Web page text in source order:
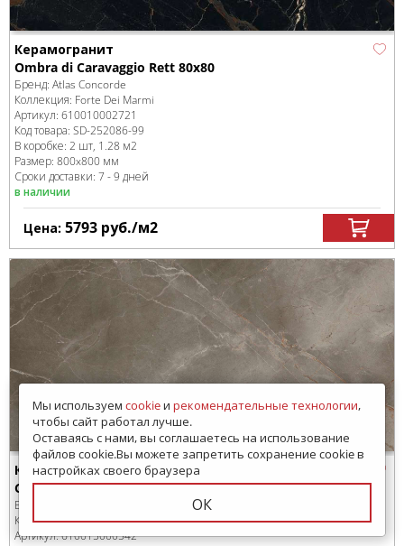
Керамогранит
Ombra di Caravaggio Rett 80x80
Бренд: Atlas Concorde
Коллекция: Forte Dei Marmi
Артикул: 610010002721
Код товара: SD-252086-99
В коробке: 2 шт, 1.28 м2
Размер: 800x800 мм
Сроки доставки: 7 - 9 дней
в наличии
Цена: 5793 руб./м2
Керамогранит
Grey Beauty Rett Lap 80x160
Бренд:
Коллекция:Allure
Артикул:610015000542
Мы используем cookieи рекомендательные технологии,
чтобы сайт работал лучше.
Оставаясь с нами, вы соглашаетесь на использование
файлов cookie.Вы можете запретить сохранение cookie в
настройках своего браузера
ОК